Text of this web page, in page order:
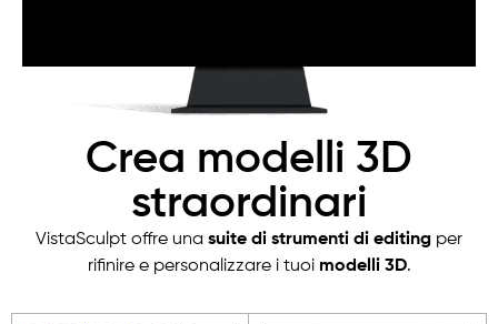
Crea modelli 3D
straordinari
VistaSculpt offre una suite di strumenti di editing per
rifinire e personalizzare i tuoi modelli 3D.